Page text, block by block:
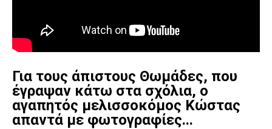
Για τους άπιστους Θωμάδες, που
έγραψαν κάτω στα σχόλια, ο
αγαπητός μελισσοκόμος Κώστας
απαντά με φωτογραφίες...